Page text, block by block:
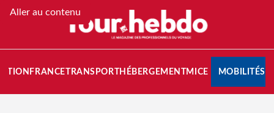
Aller au contenu
FRANCETRANSPORT HÉBERGEMENTMICE MOBILITÉS